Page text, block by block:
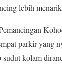
lebih
parkir yang
kolam